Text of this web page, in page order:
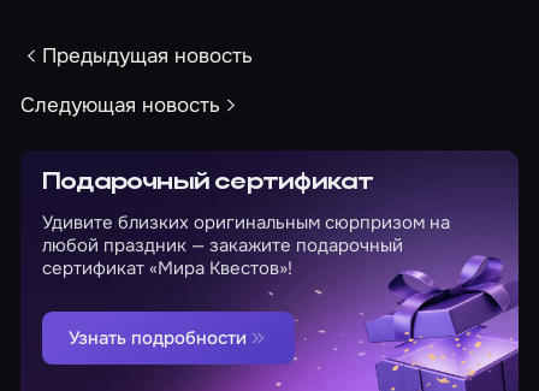
Предыдущая новость
Следующая новость
Подарочный сертификат
Удивите близких оригинальным сюрпризом на
любой праздник — закажите подарочный
сертификат «Мира Квестов»!
Узнать подробности